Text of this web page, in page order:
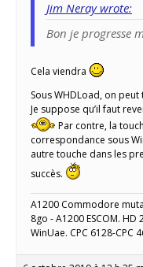
Jim Neray wrote:
Bon je progresse
Cela viendra
Sous WHDLoad, on
Je suppose qu’il faut
Par contre, la
correspondance sous
autre touche dans les
succès.
A1200 Commodore
8go - A1200 ESCOM.
WinUae. CPC 6128-CPC